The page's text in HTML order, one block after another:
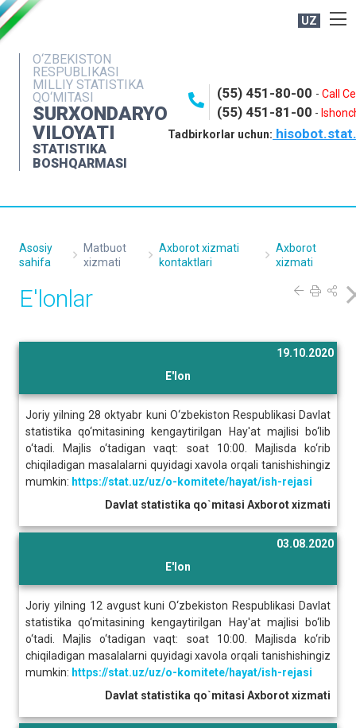
UZ
O‘ZBEKISTON
RESPUBLIKASI
MILLIY STATISTIKA
QO‘MITASI
SURXONDARYO
VILOYATI
STATISTIKA
BOSHQARMASI
(55) 451-80-00 -Call
(55) 451-81-00 -
Tadbirkorlar uchun:
OCHIQ MA'LUMOTLAR
NASHRLAR
INTERAKTIV XIZMATLAR
MATBUOT XIZMATI
Asosiy
sahifa
Matbuot
xizmati
Axborot xizmati
kontaktlari
Axborot
xizmati
E'lonlar
19.10.2020
E'lon
Joriy yilning 28 oktyabr kuni O‘zbekiston Respublikasi Davlat
statistika qo‘mitasining kengaytirilgan Hay'at majlisi bo‘lib
o‘tadi. Majlis o‘tadigan vaqt: soat 10:00. Majlisda ko‘rib
chiqiladigan masalalarni quyidagi xavola orqali tanishishingiz
mumkin: https://stat.uz/uz/o-komitete/hayat/ish-rejasi
Davlat statistika qo`mitasi Axborot xizmati
03.08.2020
E'lon
Joriy yilning 12 avgust kuni O‘zbekiston Respublikasi Davlat
statistika qo‘mitasining kengaytirilgan Hay'at majlisi bo‘lib
o‘tadi. Majlis o‘tadigan vaqt: soat 10:00. Majlisda ko‘rib
chiqiladigan masalalarni quyidagi xavola orqali tanishishingiz
mumkin: https://stat.uz/uz/o-komitete/hayat/ish-rejasi
Davlat statistika qo`mitasi Axborot xizmati